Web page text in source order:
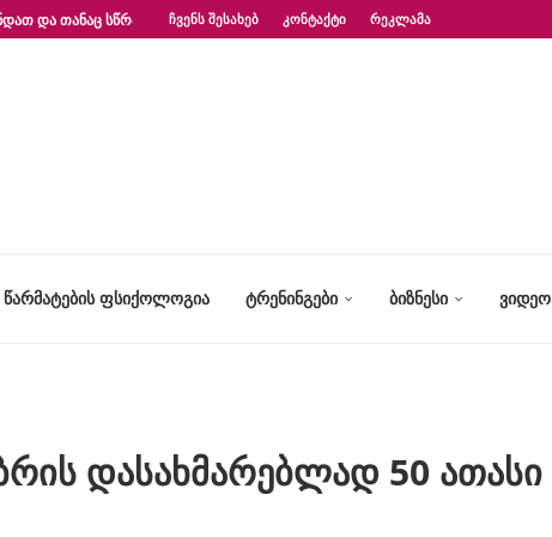
ᲓᲐ ᲗᲐᲜᲐᲪ ᲡᲬᲠᲐᲤᲐᲓ?“ – ᲤᲡᲘᲥᲝᲚᲝᲒᲘᲡ...
ᲩᲕᲔᲜᲡ ᲨᲔᲡᲐᲮᲔᲑ ᲙᲝᲜᲢᲐᲥᲢᲘ ᲠᲔᲙᲚᲐᲛᲐ
ᲬᲐᲠᲛᲐᲢᲔᲑᲘᲡ ᲤᲡᲘᲥᲝᲚᲝᲒᲘᲐ ᲢᲠᲔᲜᲘᲜᲒᲔᲑᲘ ᲑᲘᲖᲜᲔᲡᲘ ᲕᲘᲓᲔᲝ
დასახმარებლად 50 ათასი